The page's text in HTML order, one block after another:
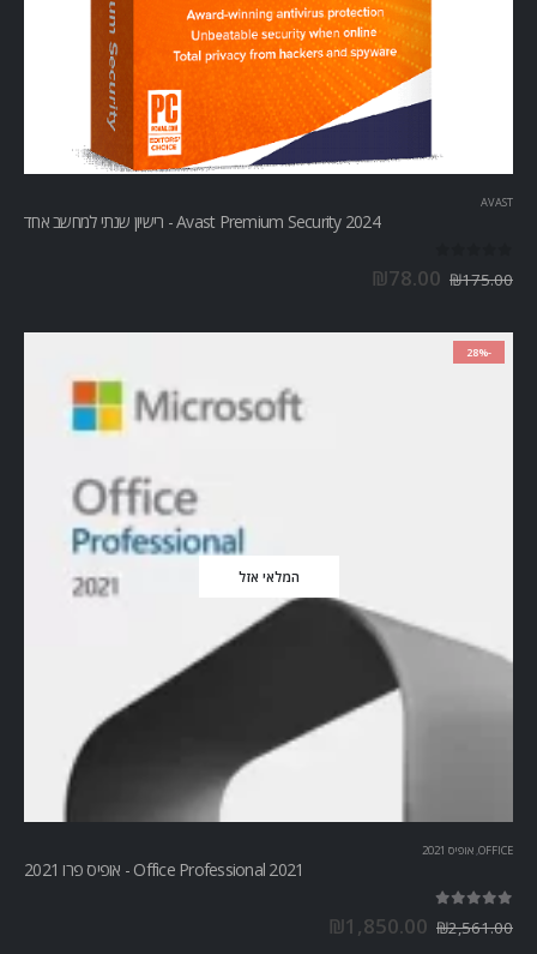
AVAST
Avast Premium Security 2024 - רישיון שנתי למחשב אחד
₪175.00
₪78.00
-28%
המלאי אזל
OFFICE
, אופיס 2021
Office Professional 2021 - אופיס פרו 2021
₪2,561.00
₪1,850.00